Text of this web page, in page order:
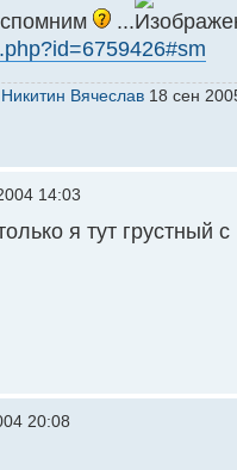
...
Никитин Вячеслав 18 сен
14:03
я тут грустный с
20:08